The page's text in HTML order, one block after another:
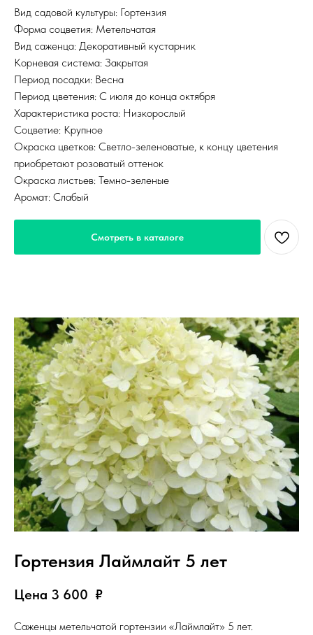
Вид садовой культуры: Гортензия
Форма соцветия: Метельчатая
Вид саженца: Декоративный кустарник
Корневая система: Закрытая
Период посадки: Весна
Период цветения: С июля до конца октября
Характеристика роста: Низкорослый
Соцветие: Крупное
Окраска цветков: Светло-зеленоватые, к концу цветения
приобретают розоватый оттенок
Окраска листьев: Темно-зеленые
Аромат: Слабый
Смотреть в каталоге
Гортензия Лаймлайт 5 лет
Цена 3 600 ₽
Саженцы метельчатой гортензии «Лаймлайт» 5 лет.